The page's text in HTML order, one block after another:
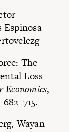
The
Loss
Economics,
Wayan